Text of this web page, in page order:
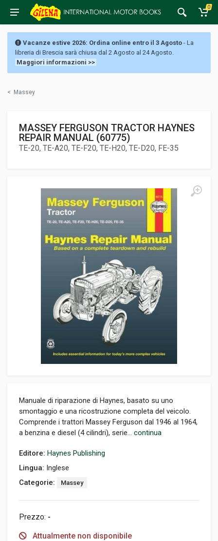
0
Vacanze estive 2026: Ordina online entro il 3 Agosto - La
libreria di Brescia sarà chiusa dal 2 Agosto al 24 Agosto.
Maggiori informazioni >>
< Massey
MASSEY FERGUSON TRACTOR HAYNES
REPAIR MANUAL (60775)
TE-20, TE-A20, TE-F20, TE-H20, TE-D20, FE-35
Manuale di riparazione di Haynes, basato su uno
smontaggio e una ricostruzione completa del veicolo.
Comprende i trattori Massey Ferguson dal 1946 al 1964,
a benzina e diesel (4 cilindri), serie... continua
Editore: Haynes Publishing
Lingua: Inglese
Categorie:
Massey
Prezzo: -
Attualmente non disponibile